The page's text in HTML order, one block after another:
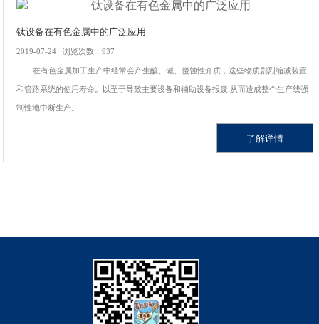
钛设备在有色金属中的广泛应用
2019-07-24 浏览次数：937
在有色金属加工生产中经常会产生酸、碱、侵蚀性介质，这些物质剧烈缩减装置
和管路系统的使用寿命。以至于导致主要设备和辅助设备报废.从而造成整个生产线强
制性地中断生产。...
了解详情